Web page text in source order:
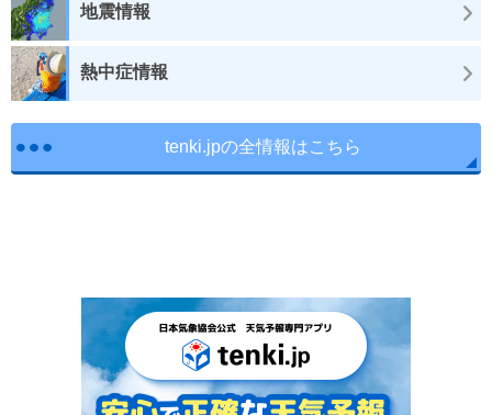
地震情報
熱中症情報
tenki.jpの全情報はこちら